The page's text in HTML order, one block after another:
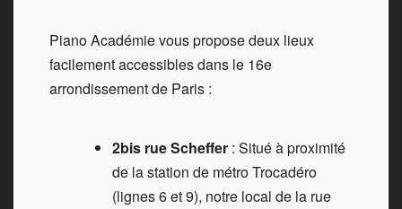
Piano Académie vous propose deux lieux
facilement accessibles dans le 16e
arrondissement de Paris :
2bis rue Scheffer : Situé à proximité
de la station de métro Trocadéro
(lignes 6 et 9), notre local de la rue